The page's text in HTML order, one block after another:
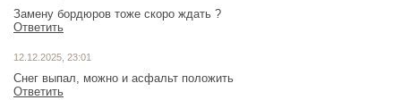
Замену бордюров тоже скоро ждать ?
Ответить
12.12.2025, 23:01
Снег выпал, можно и асфальт положить
Ответить